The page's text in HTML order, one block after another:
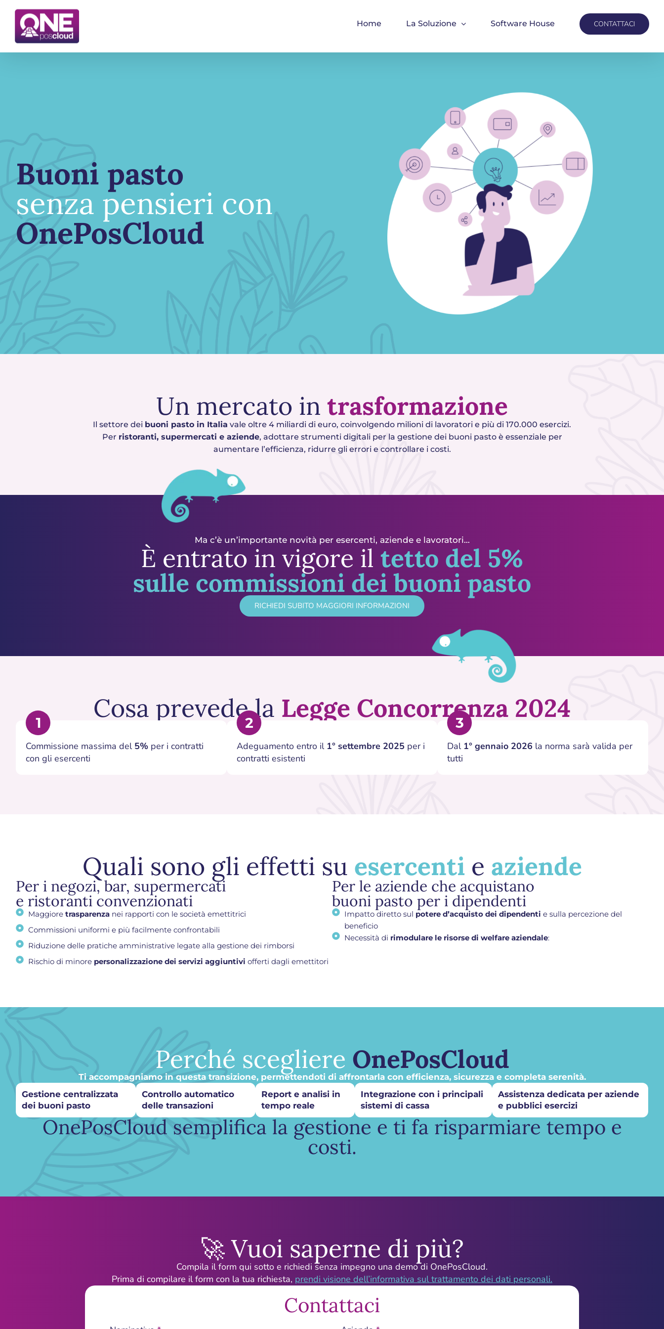
Home La Soluzione Software House CONTATTACI
Buoni pasto
senza pensieri con
OnePosCloud
Un mercato in trasformazione
Il settore dei buoni pasto in Italia vale oltre 4 miliardi di euro, coinvolgendo milioni di lavoratori e più di 170.000 esercizi.
Per ristoranti, supermercati e aziende, adottare strumenti digitali per la gestione dei buoni pasto è essenziale per
aumentare l’efficienza, ridurre gli errori e controllare i costi.
Ma c’è un’importante novità per esercenti, aziende e lavoratori…
È entrato in vigore il tetto del 5%
sulle commissioni dei buoni pasto
RICHIEDI SUBITO MAGGIORI INFORMAZIONI
Cosa prevede la Legge Concorrenza 2024
Commissione massima del 5% per i contratti
con gli esercenti
Adeguamento entro il 1° settembre 2025 per i
contratti esistenti
Dal 1° gennaio 2026 la norma sarà valida per
tutti
Quali sono gli effetti su esercentie aziende
Per i negozi, bar, supermercati
e ristoranti convenzionati
Maggiore trasparenza nei rapporti con le società emettitrici
Commissioni uniformi e più facilmente confrontabili
Riduzione delle pratiche amministrative legate alla gestione dei rimborsi
Rischio di minore personalizzazione dei servizi aggiuntivi offerti dagli emettitori
Per le aziende che acquistano
buoni pasto per i dipendenti
Impatto diretto sul potere d’acquisto dei dipendenti e sulla percezione del
beneficio
Necessità di rimodulare le risorse di welfare aziendale:
Perché scegliere OnePosCloud
Ti accompagniamo in questa transizione, permettendoti di affrontarla con efficienza, sicurezza e completa serenità.
Gestione centralizzata
dei buoni pasto
Controllo automatico
delle transazioni
Report e analisi in
tempo reale
Integrazione con i principali
sistemi di cassa
Assistenza dedicata per aziende
e pubblici esercizi
OnePosCloud semplifica la gestione e ti fa risparmiare tempo e
costi.
🚀 Vuoi saperne di più?
Compila il form qui sotto e richiedi senza impegno una demo di OnePosCloud.
Prima di compilare il form con la tua richiesta, prendi visione dell’informativa sul trattamento dei dati personali.
Contattaci